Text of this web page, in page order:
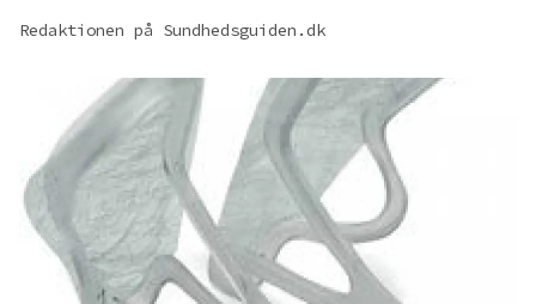
Redaktionen på Sundhedsguiden.dk